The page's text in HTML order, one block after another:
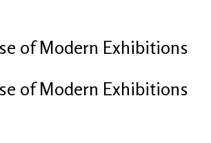
of Modern Exhibitions
of Modern Exhibitions